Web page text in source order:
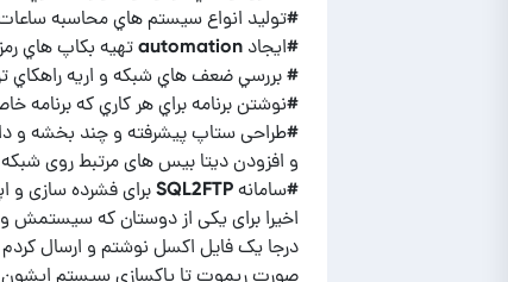
#طراحی ستاپ پیشرفته و چند بخشه و